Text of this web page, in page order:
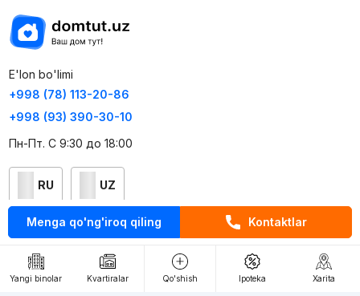
Menga qo'ng'iroq qiling Kontaktlar
Yangi binolar Kvartiralar Qo'shish Ipoteka Xarita
E'lon bo'limi
+998 (78) 113-20-86
+998 (93) 390-30-10
Пн-Пт. С 9:30 до 18:00
RU UZ
Kontaktlar
loyiha haqida
Webnow © loyihasi